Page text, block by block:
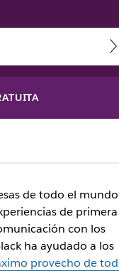
de todo el mundo
de primera
con los
ha ayudado a los
provecho de